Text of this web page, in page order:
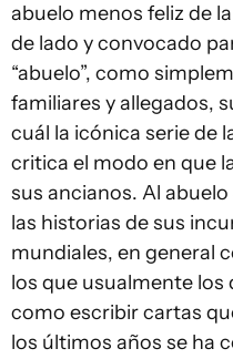
abuelo menos feliz de
de lado y convocado
“abuelo”, como
familiares y allegados,
cuál la icónica serie de
critica el modo en que
sus ancianos. Al
las historias de sus
mundiales, en general
los que usualmente los
como escribir cartas
los últimos años se ha